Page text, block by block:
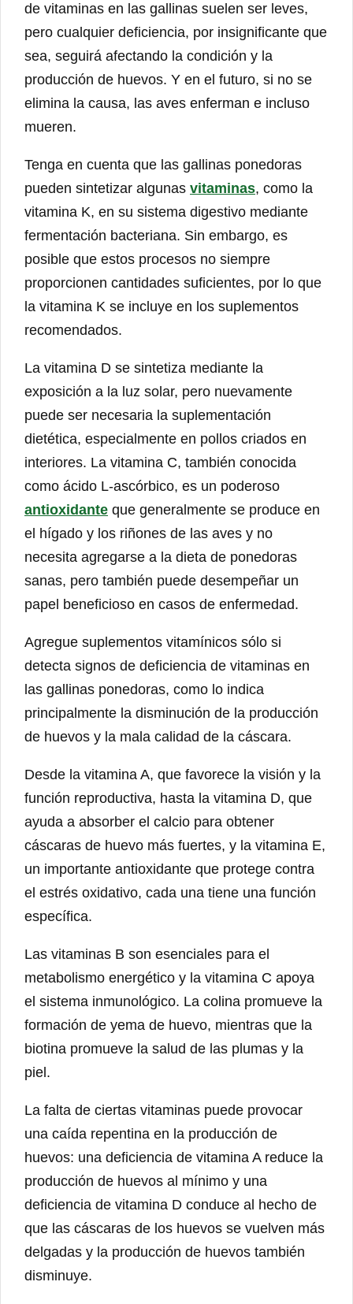
de vitaminas en las gallinas suelen ser leves,
pero cualquier deficiencia, por insignificante que
sea, seguirá afectando la condición y la
producción de huevos. Y en el futuro, si no se
elimina la causa, las aves enferman e incluso
mueren.
Tenga en cuenta que las gallinas ponedoras
pueden sintetizar algunas vitaminas, como la
vitamina K, en su sistema digestivo mediante
fermentación bacteriana. Sin embargo, es
posible que estos procesos no siempre
proporcionen cantidades suficientes, por lo que
la vitamina K se incluye en los suplementos
recomendados.
La vitamina D se sintetiza mediante la
exposición a la luz solar, pero nuevamente
puede ser necesaria la suplementación
dietética, especialmente en pollos criados en
interiores. La vitamina C, también conocida
como ácido L-ascórbico, es un poderoso
antioxidante que generalmente se produce en
el hígado y los riñones de las aves y no
necesita agregarse a la dieta de ponedoras
sanas, pero también puede desempeñar un
papel beneficioso en casos de enfermedad.
Agregue suplementos vitamínicos sólo si
detecta signos de deficiencia de vitaminas en
las gallinas ponedoras, como lo indica
principalmente la disminución de la producción
de huevos y la mala calidad de la cáscara.
Desde la vitamina A, que favorece la visión y la
función reproductiva, hasta la vitamina D, que
ayuda a absorber el calcio para obtener
cáscaras de huevo más fuertes, y la vitamina E,
un importante antioxidante que protege contra
el estrés oxidativo, cada una tiene una función
específica.
Las vitaminas B son esenciales para el
metabolismo energético y la vitamina C apoya
el sistema inmunológico. La colina promueve la
formación de yema de huevo, mientras que la
biotina promueve la salud de las plumas y la
piel.
La falta de ciertas vitaminas puede provocar
una caída repentina en la producción de
huevos: una deficiencia de vitamina A reduce la
producción de huevos al mínimo y una
deficiencia de vitamina D conduce al hecho de
que las cáscaras de los huevos se vuelven más
delgadas y la producción de huevos también
disminuye.